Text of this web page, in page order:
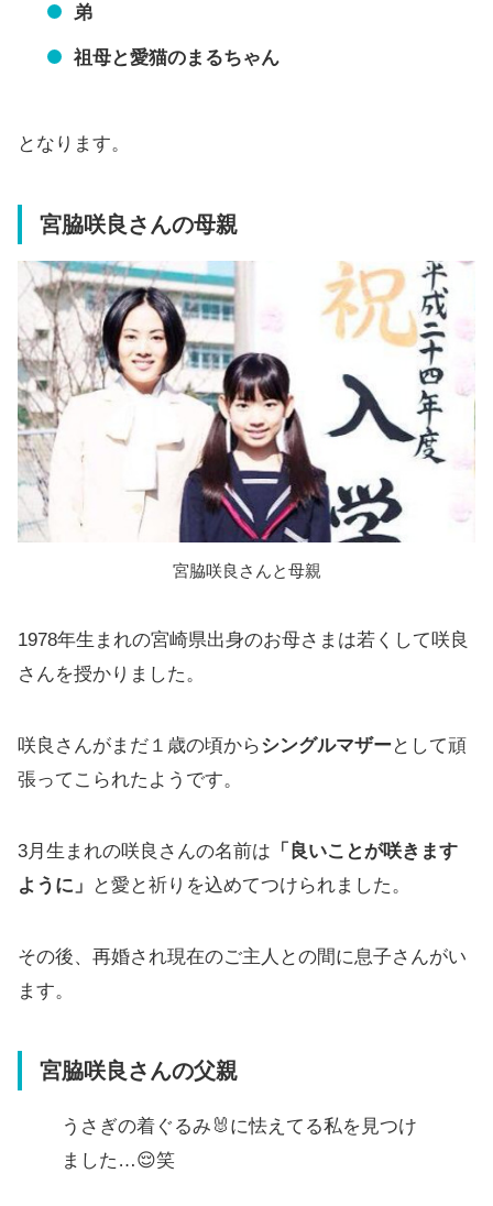
弟
祖母と愛猫のまるちゃん
となります。
宮脇咲良さんの母親
宮脇咲良さんと母親
1978年生まれの宮崎県出身のお母さまは若くして咲良
さんを授かりました。
咲良さんがまだ１歳の頃からシングルマザーとして頑
張ってこられたようです。
3月生まれの咲良さんの名前は 「良いことが咲きます
ように」
と愛と祈りを込めてつけられました。
その後、再婚され現在のご主人との間に息子さんがい
ます。
宮脇咲良さんの父親
うさぎの着ぐるみ🐰に怯えてる私を見つけ
ました…😌笑